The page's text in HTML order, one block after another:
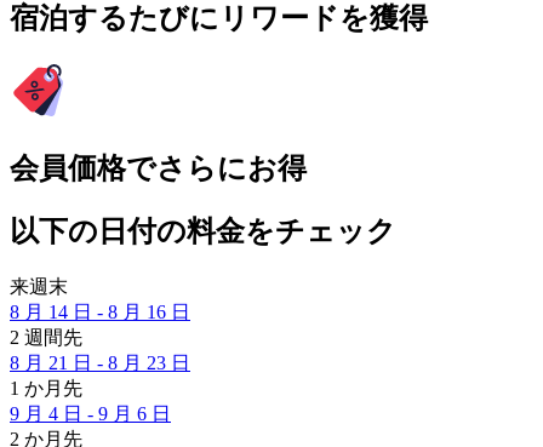
宿泊するたびにリワードを獲得
会員価格でさらにお得
以下の日付の料金をチェック
来週末
8 月 14 日 - 8 月 16 日
2 週間先
8 月 21 日 - 8 月 23 日
1 か月先
9 月 4 日 - 9 月 6 日
2 か月先